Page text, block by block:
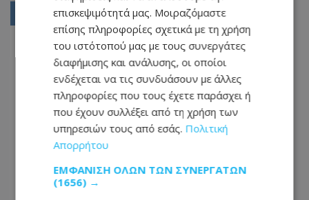
01
02
03
04
05
...
επισκεψιμότητά μας. Μοιραζόμαστε
επίσης πληροφορίες σχετικά με τη χρήση
του ιστότοπού μας με τους συνεργάτες
διαφήμισης και ανάλυσης, οι οποίοι
ενδέχεται να τις συνδυάσουν με άλλες
πληροφορίες που τους έχετε παράσχει ή
που έχουν συλλέξει από τη χρήση των
υπηρεσιών τους από εσάς. Πολιτική
Απορρήτου
ΕΜΦΆΝΙΣΗ ΌΛΩΝ ΤΩΝ ΣΥΝΕΡΓΑΤΏΝ
(1656) →